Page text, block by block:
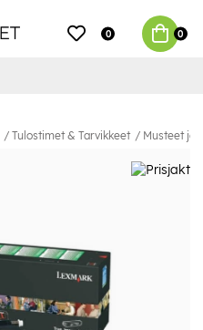
0 0
Tulostimet & Tarvikkeet Musteet ja